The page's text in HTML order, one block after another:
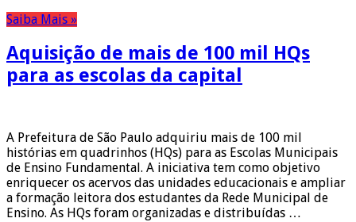
Saiba Mais »
Aquisição de mais de 100 mil HQs
para as escolas da capital
A Prefeitura de São Paulo adquiriu mais de 100 mil
histórias em quadrinhos (HQs) para as Escolas Municipais
de Ensino Fundamental. A iniciativa tem como objetivo
enriquecer os acervos das unidades educacionais e ampliar
a formação leitora dos estudantes da Rede Municipal de
Ensino. As HQs foram organizadas e distribuídas …